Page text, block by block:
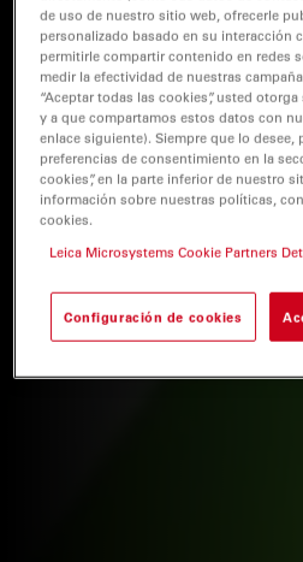
de uso de nuestro sitio web, ofrecerle
personalizado basado en su interacción
permitirle compartir contenido en redes
medir la efectividad de nuestras
“Aceptar todas las cookies”, usted
y a que compartamos estos datos con
enlace siguiente). Siempre que lo desee,
preferencias de consentimiento en la
cookies”, en la parte inferior de nuestro
información sobre nuestras políticas,
cookies.
Leica Microsystems Cookie Partners
Configuración de cookies